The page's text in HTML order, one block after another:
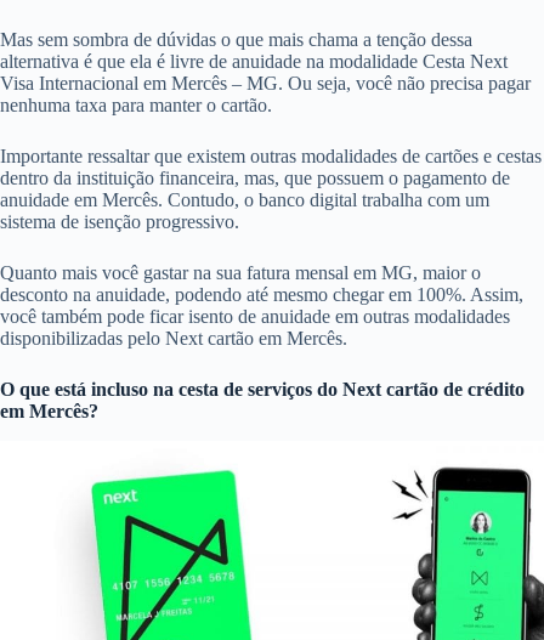
Mas sem sombra de dúvidas o que mais chama a tenção dessa
alternativa é que ela é livre de anuidade na modalidade Cesta Next
Visa Internacional em Mercês – MG. Ou seja, você não precisa pagar
nenhuma taxa para manter o cartão.
Importante ressaltar que existem outras modalidades de cartões e cestas
dentro da instituição financeira, mas, que possuem o pagamento de
anuidade em Mercês. Contudo, o banco digital trabalha com um
sistema de isenção progressivo.
Quanto mais você gastar na sua fatura mensal em MG, maior o
desconto na anuidade, podendo até mesmo chegar em 100%. Assim,
você também pode ficar isento de anuidade em outras modalidades
disponibilizadas pelo Next cartão em Mercês.
O que está incluso na cesta de serviços do Next cartão de crédito
em Mercês?